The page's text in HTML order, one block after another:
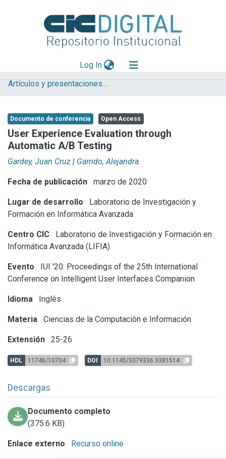
Log In(current)
Explorar
Aportar material
Statistics
Artículos y presentaciones en Congresos LIFIA
Documento de conferencia Open Access
User Experience Evaluation through
Automatic A/B Testing
Gardey, Juan Cruz | Garrido, Alejandra
Fecha de publicación marzo de 2020
Lugar de desarrollo
Laboratorio de Investigación y
Formación en Informática Avanzada
Centro CIC
Laboratorio de Investigación y Formación en
Informática Avanzada (LIFIA)
Evento
IUI '20: Proceedings of the 25th International
Conference on Intelligent User Interfaces Companion
Idioma Inglés
Materia Ciencias de la Computación e Información
Extensión 25-26
HDL 11746/10704 DOI 10.1145/3379336.3381514
Descargas
Documento completo
(375.6 KB)
Enlace externo Recurso online